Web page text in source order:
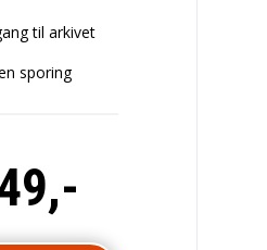
til arkivet
sporing